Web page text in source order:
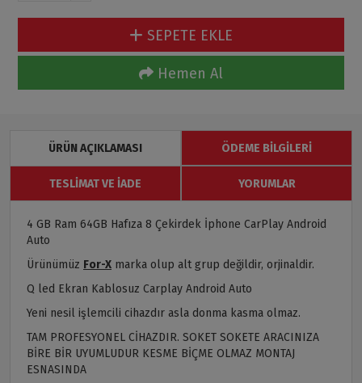
SEPETE EKLE
Hemen Al
ÜRÜN AÇIKLAMASI ÖDEME BILGILERI
TESLIMAT VE İADE YORUMLAR
4 GB Ram 64GB Hafıza 8 Çekirdek İphone CarPlay Android
Auto
Ürünümüz For-X marka olup alt grup değildir, orjinaldir.
Q led Ekran Kablosuz Carplay Android Auto
Yeni nesil işlemcili cihazdır asla donma kasma olmaz.
TAM PROFESYONEL CİHAZDIR. SOKET SOKETE ARACINIZA
BİRE BİR UYUMLUDUR KESME BİÇME OLMAZ MONTAJ
ESNASINDA